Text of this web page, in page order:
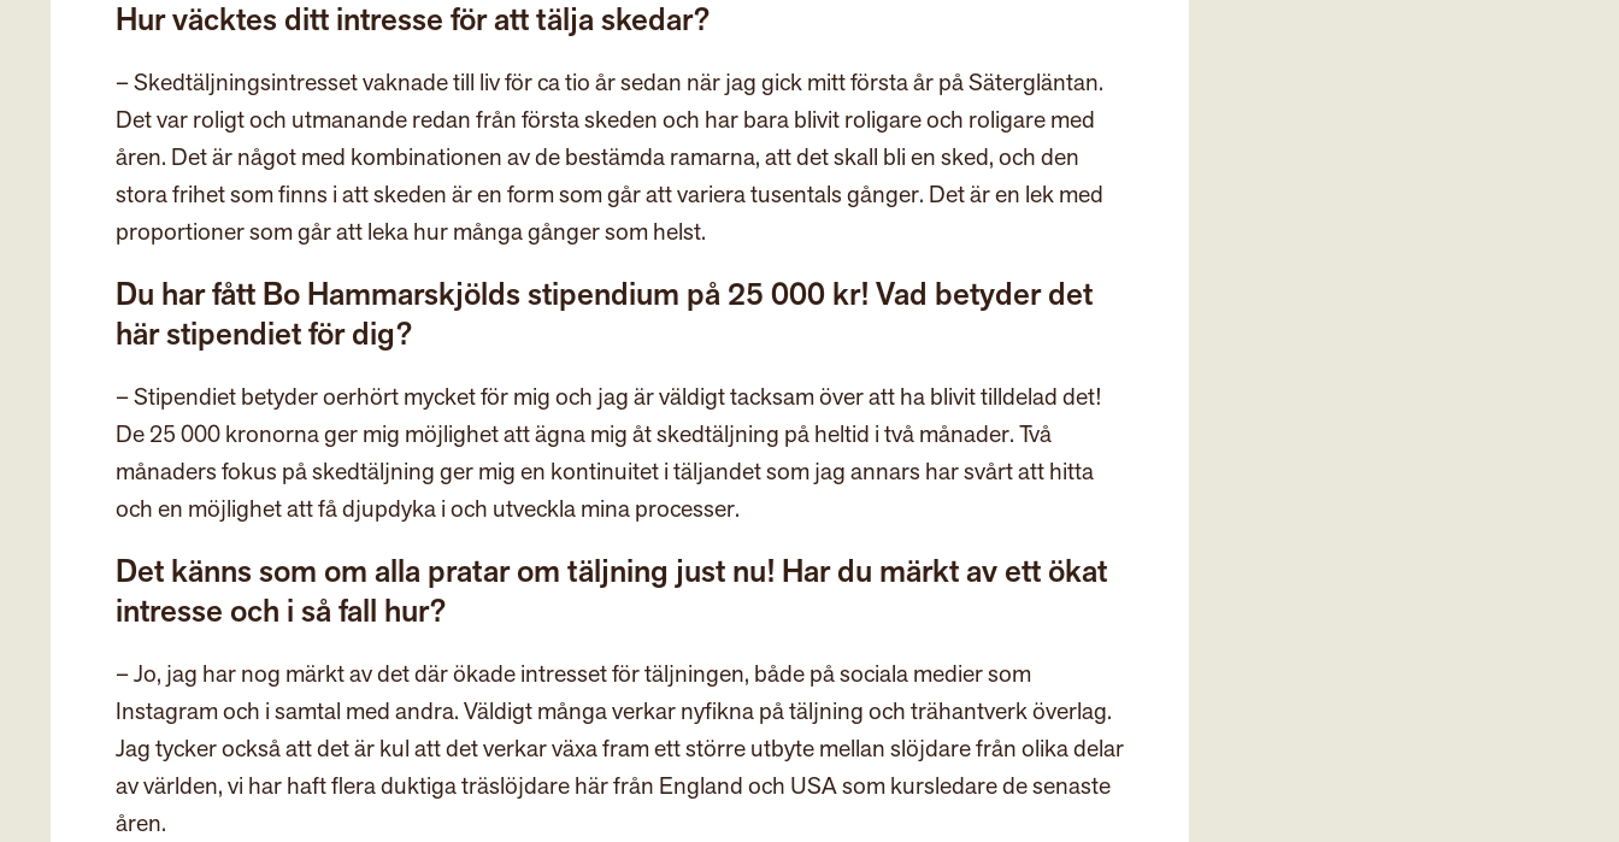
Hur väcktes ditt intresse för att tälja skedar?
– Skedtäljningsintresset vaknade till liv för ca tio år sedan när jag gick mitt första år på Sätergläntan.
Det var roligt och utmanande redan från första skeden och har bara blivit roligare och roligare med
åren. Det är något med kombinationen av de bestämda ramarna, att det skall bli en sked, och den
stora frihet som finns i att skeden är en form som går att variera tusentals gånger. Det är en lek med
proportioner som går att leka hur många gånger som helst.
Du har fått Bo Hammarskjölds stipendium på 25 000 kr! Vad betyder det
här stipendiet för dig?
– Stipendiet betyder oerhört mycket för mig och jag är väldigt tacksam över att ha blivit tilldelad det!
De 25 000 kronorna ger mig möjlighet att ägna mig åt skedtäljning på heltid i två månader. Två
månaders fokus på skedtäljning ger mig en kontinuitet i täljandet som jag annars har svårt att hitta
och en möjlighet att få djupdyka i och utveckla mina processer.
Det känns som om alla pratar om täljning just nu! Har du märkt av ett ökat
intresse och i så fall hur?
– Jo, jag har nog märkt av det där ökade intresset för täljningen, både på sociala medier som
Instagram och i samtal med andra. Väldigt många verkar nyfikna på täljning och trähantverk överlag.
Jag tycker också att det är kul att det verkar växa fram ett större utbyte mellan slöjdare från olika delar
av världen, vi har haft flera duktiga träslöjdare här från England och USA som kursledare de senaste
åren.